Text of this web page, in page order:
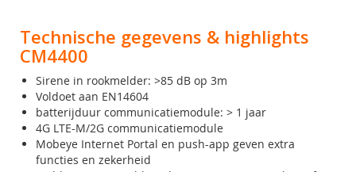
Technische gegevens & highlights
CM4400
Sirene in rookmelder: >85 dB op 3m
Voldoet aan EN14604
batterijduur communicatiemodule: > 1 jaar
4G LTE-M/2G communicatiemodule
Mobeye Internet Portal en push-app geven extra
functies en zekerheid